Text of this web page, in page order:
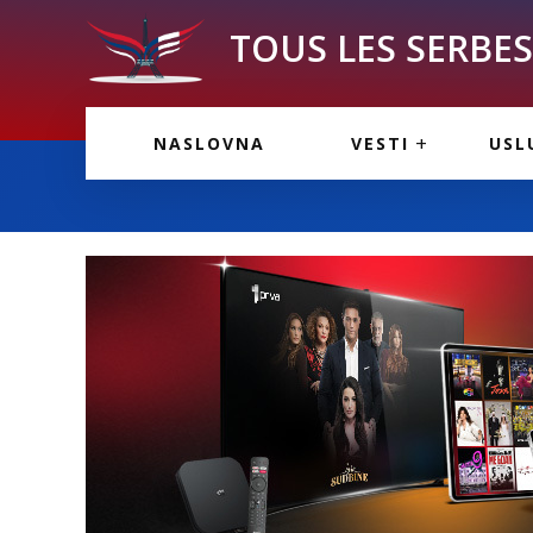
TOUS LES
NASLOVNA VESTI